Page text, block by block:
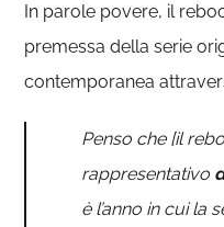
In parole povere, il
premessa della serie
contemporanea
Penso che [il
rappresentativo
è l’anno in cui la